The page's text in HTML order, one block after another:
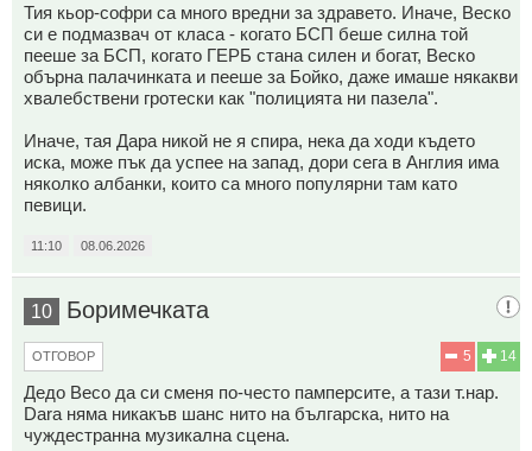
Тия кьор-софри са много вредни за здравето. Иначе, Веско
си е подмазвач от класа - когато БСП беше силна той
пееше за БСП, когато ГЕРБ стана силен и богат, Веско
обърна палачинката и пееше за Бойко, даже имаше някакви
хвалебствени гротески как "полицията ни пазела".
Иначе, тая Дара никой не я спира, нека да ходи където
иска, може пък да успее на запад, дори сега в Англия има
няколко албанки, които са много популярни там като
певици.
11:10 08.06.2026
10 Боримечката
14
5
ОТГОВОР
Дедо Весо да си сменя по-често памперсите, а тази т.нар.
Dara няма никакъв шанс нито на българска, нито на
чуждестранна музикална сцена.